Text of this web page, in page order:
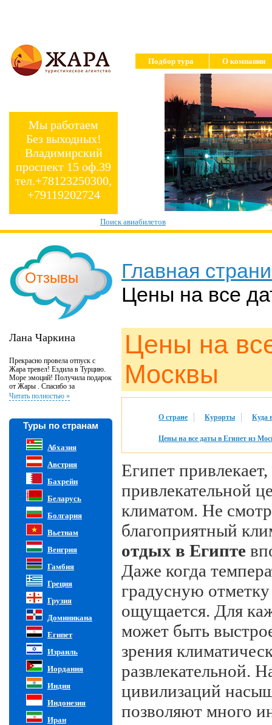
Мы работаем
Без выходных!
Владимирский
проспект 15 оф.39
тел.+78123250300,
+79119202724
Подбор тура О компании
Поиск авиабилетов
Отзывы
Лана Чаркина
Прекрасно провела отпуск с
Жара тревел! Ездила в Турцию.
Море эмоций! Получила подарок
от Жары . Спасибо за
великолепную организацию и
внимательность к клиентам!
Читать полностью »
Туры по странам
Абхазия
Австрия
Бахрейн
Беларусь
Болгария
Вьетнам
Венгрия
Гамбия
Греция
Грузия
Доминикана
Египет
Израиль
Иордания
Индия
Индонезия
Иран
Главная
Цены на все
Цены на
Москвы
О стране Курорты Куда
Цены на все даты в Египет из
Египет
привлекательной
климатом. Не
благоприятный
отдых в Египте
Даже когда
градусную
ощущается. Для
может быть
зрения
развлекательной.
цивилизаций
позволяют много